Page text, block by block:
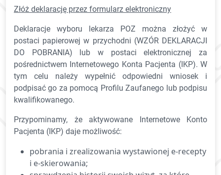
Złóż deklarację przez formularz elektroniczny
Deklaracje wyboru lekarza POZ można złożyć w
postaci papierowej w przychodni (WZÓR DEKLARACJI
DO POBRANIA) lub w postaci elektronicznej za
pośrednictwem Internetowego Konta Pacjenta (IKP). W
tym celu należy wypełnić odpowiedni wniosek i
podpisać go za pomocą Profilu Zaufanego lub podpisu
kwalifikowanego.
Przypominamy, że aktywowane Internetowe Konto
Pacjenta (IKP) daje możliwość:
pobrania i zrealizowania wystawionej e-recepty
i e-skierowania;